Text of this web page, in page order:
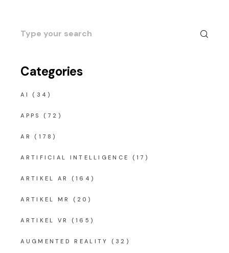
Search
for:
Categories
AI (34)
APPS (72)
AR (178)
ARTIFICIAL INTELLIGENCE (17)
ARTIKEL AR (164)
ARTIKEL MR (20)
ARTIKEL VR (165)
AUGMENTED REALITY (32)